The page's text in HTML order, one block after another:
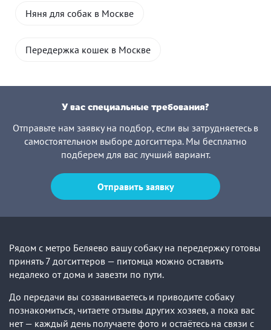
Няня для собак в Москве
Передержка кошек в Москве
У вас специальные требования?
Отправьте нам заявку на подбор, если вы затрудняетесь в
самостоятельном выборе догситтера. Мы бесплатно
подберем для вас лучший вариант.
Отправить заявку
Рядом с метро Беляево вашу собаку на передержку готовы
принять 7 догситтеров — питомца можно оставить
недалеко от дома и завезти по пути.
До передачи вы созваниваетесь и приводите собаку
познакомиться, читаете отзывы других хозяев, а пока вас
нет — каждый день получаете фото и остаётесь на связи с